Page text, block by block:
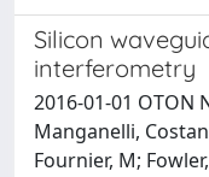
Silicon
interferometry
2016-01-01 OTON
Manganelli,
Fournier, M;